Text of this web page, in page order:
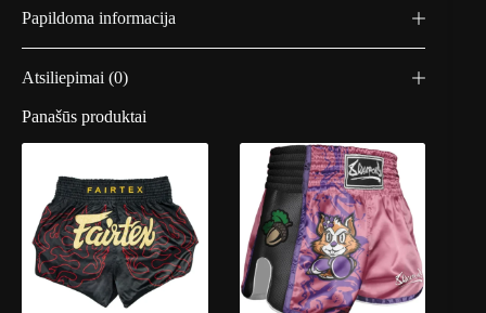
Papildoma informacija
Atsiliepimai (0)
Panašūs produktai